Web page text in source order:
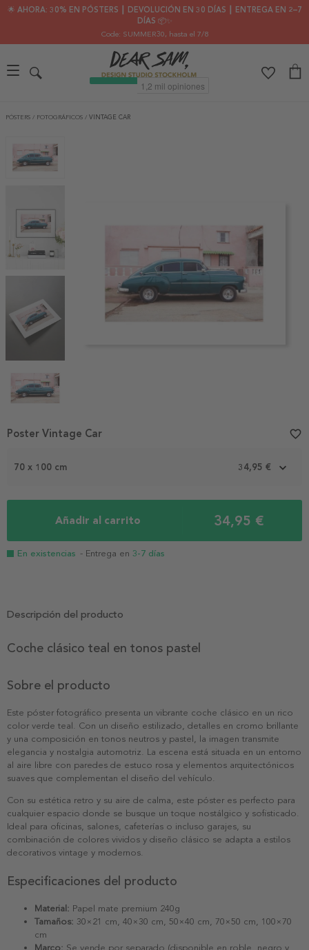
🌟 AHORA: 30% EN PÓSTERS ┃ DEVOLUCIÓN EN 30 DÍAS ┃ ENTREGA EN 2–7
DÍAS 📦✨
Code: SUMMER30, hasta el 7/8
PÓSTERS / FOTOGRÁFICOS / VINTAGE CAR
Item
4
70 x 100 cm 34,95 €
Añadir al carrito 34,95 €
En existencias - Entrega en 3-7 días
Poster Vintage Car favorite_border
Descripción del producto
Coche clásico teal en tonos pastel
Sobre el producto
Este póster fotográfico presenta un vibrante coche clásico en un rico
color verde teal. Con un diseño estilizado, detalles en cromo brillante
y una composición en tonos neutros y pastel, la imagen transmite
elegancia y nostalgia automotriz. La escena está situada en un entorno
al aire libre con paredes de estuco rosa y elementos arquitectónicos
suaves que complementan el diseño del vehículo.
Con su estética retro y su aire de calma, este póster es perfecto para
cualquier espacio donde se busque un toque nostálgico y sofisticado.
Ideal para oficinas, salones, cafeterías o incluso garajes, su
combinación de colores vividos y diseño clásico se adapta a estilos
decorativos vintage y modernos.
Especificaciones del producto
Material: Papel mate premium 240g
Tamaños: 30×21 cm, 40×30 cm, 50×40 cm, 70×50 cm, 100×70
cm